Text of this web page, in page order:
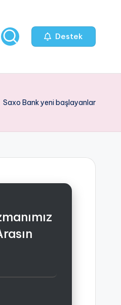
Destek
Saxo Bank yeni başlayanlar